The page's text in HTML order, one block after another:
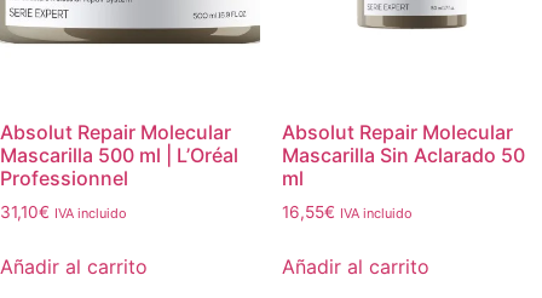
Absolut Repair Molecular
Mascarilla 500 ml | L’Oréal
Professionnel
31,10€ IVA incluido
Añadir al carrito
Absolut Repair Molecular
Mascarilla Sin Aclarado 50
ml
16,55€ IVA incluido
Añadir al carrito